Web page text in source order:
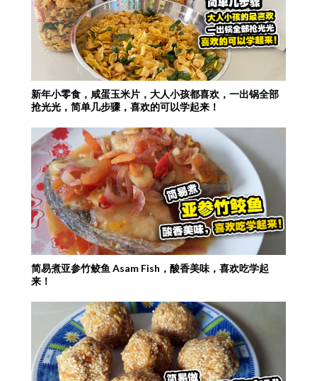
新年小零食，咸蛋玉米片，大人小孩都喜欢，一出锅全部
抢光光，简单几步骤，喜欢的可以学起来！
简易煮亚参竹鲛鱼 Asam Fish，酸香美味，喜欢吃学起
来！